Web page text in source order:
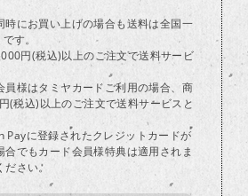
時にお買い上げの場合も送料は全国一
す。
円(税込)以上のご注文で送料サービ
員様はタミヤカードご利用の場合、商
(税込)以上のご注文で送料サービスと
Payに登録されたクレジットカードが
合でもカード会員様特典は適用されま
さい。